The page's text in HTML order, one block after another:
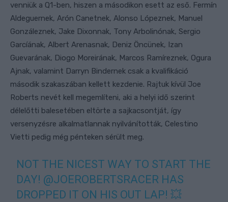
venniük a Q1-ben, hiszen a másodikon esett az eső. Fermín
Aldeguernek, Arón Canetnek, Alonso Lópeznek, Manuel
Gonzáleznek, Jake Dixonnak, Tony Arbolinónak, Sergio
Garcíának, Albert Arenasnak, Deniz Öncünek, Izan
Guevarának, Diogo Moreirának, Marcos Ramíreznek, Ogura
Ajnak, valamint Darryn Bindernek csak a kvalifikáció
második szakaszában kellett kezdenie. Rajtuk kívül Joe
Roberts nevét kell megemlíteni, aki a helyi idő szerint
délelőtti balesetében eltörte a sajkacsontját, így
versenyzésre alkalmatlannak nyilvánították, Celestino
Vietti pedig még pénteken sérült meg.
NOT THE NICEST WAY TO START THE
DAY! @JOEROBERTSRACER HAS
DROPPED IT ON HIS OUT LAP! 💥